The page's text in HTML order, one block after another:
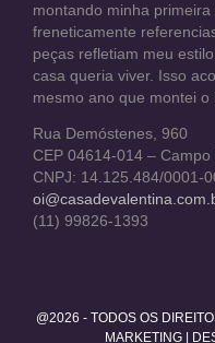
montando minha
freneticamente
peças refletiam meu
casa queria viver. Isso
mesmo ano que montei o
Rua Demóstenes, 960
CEP 04614-014 – Campo
CNPJ: 14.125.484/0001-
(11) 99826-1393
@2026 - TODOS OS
MARKETING|